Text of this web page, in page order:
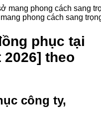
phong cách sang
phục tại
2026] theo
công ty,